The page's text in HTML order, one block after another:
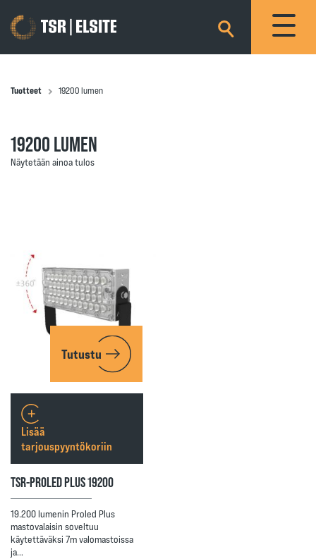
×
Tuotteet 19200 lumen
19200 LUMEN
Näytetään ainoa tulos
Tutustu
TSR-PROLED PLUS 19200
19.200 lumenin Proled Plus
mastovalaisin soveltuu
käytettäväksi 7m valomastoissa
ja…
Lisää
tarjouspyyntökoriin